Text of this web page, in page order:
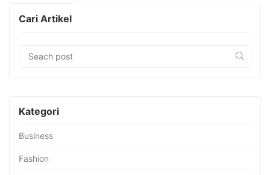
Cari Artikel
Kategori
Business
Fashion